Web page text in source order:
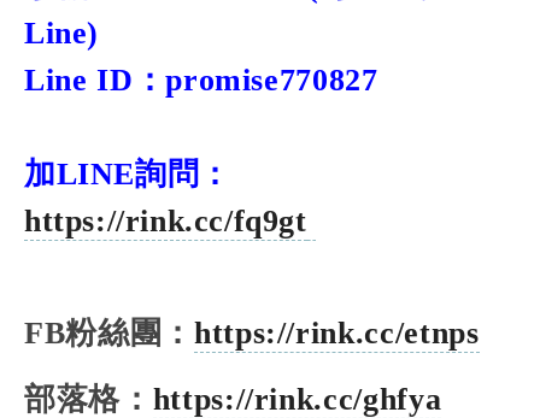
Line)
Line ID ：promise770827
加LINE詢問：
https://rink.cc/fq9gt
FB粉絲團： https://rink.cc/etnps
部落格： https://rink.cc/ghfya